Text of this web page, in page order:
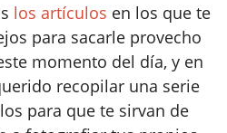
los artículos en los que te
para sacarle provecho
momento del día, y en
recopilar una serie
para que te sirvan de